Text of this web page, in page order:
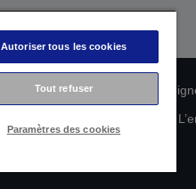
Déclaration de
Autoriser tous les cookies
Tout refuser
Paramètres des cookies